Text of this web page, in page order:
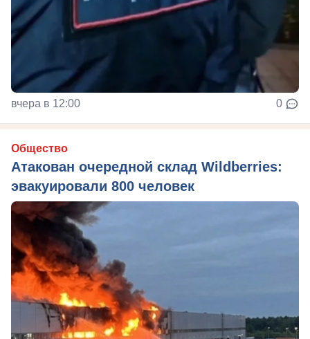
вчера в 12:00 0
Общество
Атакован очередной склад Wildberries:
эвакуировали 800 человек